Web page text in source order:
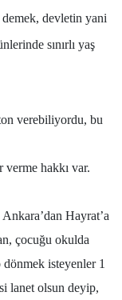
devletin yani
sınırlı yaş
verebiliyordu, bu
hakkı var.
Hayrat’a
çocuğu okulda
isteyenler 1
lanet olsun deyip,